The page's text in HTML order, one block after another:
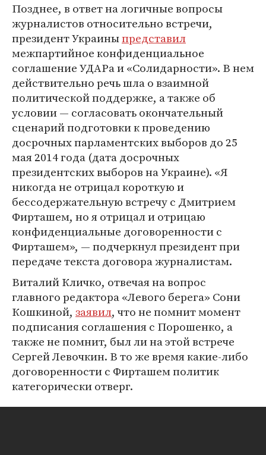
Позднее, в ответ на логичные вопросы
журналистов относительно встречи,
президент Украиныпредставил
межпартийное конфиденциальное
соглашение УДАРа и «Солидарности». В нем
действительно речь шла о взаимной
политической поддержке, а также об
условии — согласовать окончательный
сценарий подготовки к проведению
досрочных парламентских выборов до 25
мая 2014 года (дата досрочных
президентских выборов на Украине). «Я
никогда не отрицал короткую и
бессодержательную встречу с Дмитрием
Фирташем, но я отрицал и отрицаю
конфиденциальные договоренности с
Фирташем», — подчеркнул президент при
передаче текста договора журналистам.
Виталий Кличко, отвечая на вопрос
главного редактора «Левого берега» Сони
Кошкиной, заявил, что не помнит момент
подписания соглашения с Порошенко, а
также не помнит, был ли на этой встрече
Сергей Левочкин. В то же время какие-либо
договоренности с Фирташем политик
категорически отверг.